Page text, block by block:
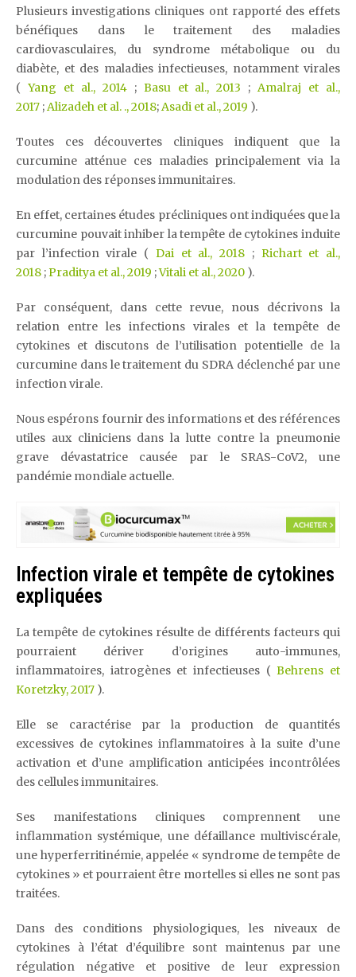
Plusieurs investigations cliniques ont rapporté des effets
bénéfiques dans le traitement des maladies
cardiovasculaires, du syndrome métabolique ou du
diabète, et des maladies infectieuses, notamment virales
( Yang et al., 2014; Basu et al., 2013 ; Amalraj et al.,
2017 ; Alizadeh et al. ., 2018; Asadi et al., 2019 ).
Toutes ces découvertes cliniques indiquent que la
curcumine atténue ces maladies principalement via la
modulation des réponses immunitaires.
En effet, certaines études précliniques ont indiquées que la
curcumine pouvait inhiber la tempête de cytokines induite
par l’infection virale ( Dai et al., 2018 ; Richart et al.,
2018 ; Praditya et al., 2019 ;Vitali et al., 2020 ).
Par conséquent, dans cette revue, nous décrivons la
relation entre les infections virales et la tempête de
cytokines et discutons de l’utilisation potentielle de la
curcumine dans le traitement du SDRA déclenché par une
infection virale.
Nous espérons fournir des informations et des références
utiles aux cliniciens dans la lutte contre la pneumonie
grave dévastatrice causée par le SRAS-CoV2, une
pandémie mondiale actuelle.
Infection virale et tempête de cytokines
expliquées
La tempête de cytokines résulte de différents facteurs qui
pourraient dériver d’origines auto-immunes,
inflammatoires, iatrogènes et infectieuses (Behrens et
Koretzky, 2017 ).
Elle se caractérise par la production de quantités
excessives de cytokines inflammatoires à la suite d’une
activation et d’une amplification anticipées incontrôlées
des cellules immunitaires.
Ses manifestations cliniques comprennent une
inflammation systémique, une défaillance multiviscérale,
une hyperferritinémie, appelée « syndrome de tempête de
cytokines » et pourraient être mortelles si elles ne sont pas
traitées.
Dans des conditions physiologiques, les niveaux de
cytokines à l’état d’équilibre sont maintenus par une
régulation négative et positive de leur expression